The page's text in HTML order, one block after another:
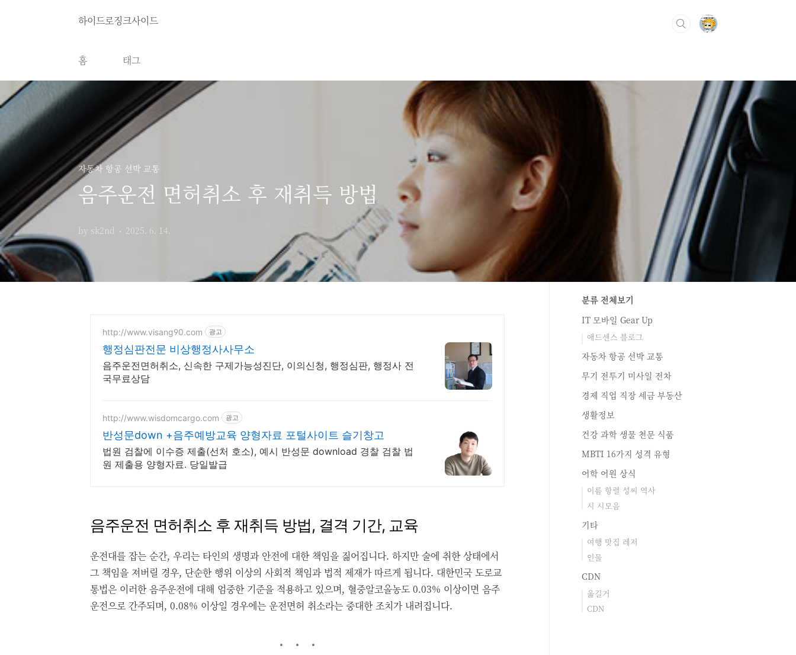
하이드로징크사이드
홈 태그
자동차 항공 선박 교통
음주운전 면허취소 후 재취득 방법
by sk2nd 2025. 6. 14.
http://www.visang90.com 광고
행정심판전문 비상행정사사무소
음주운전면허취소, 신속한 구제가능성진단, 이의신청, 행정심판, 행정사 전
국무료상담
http://www.wisdomcargo.com 광고
반성문down +음주예방교육 양형자료 포털사이트 슬기창고
법원 검찰에 이수증 제출(선처 호소), 예시 반성문 download 경찰 검찰 법
원 제출용 양형자료. 당일발급
음주운전 면허취소 후 재취득 방법, 결격 기간, 교육
운전대를 잡는 순간, 우리는 타인의 생명과 안전에 대한 책임을 짊어집니다. 하지만 술에 취한 상태에서
그 책임을 져버릴 경우, 단순한 행위 이상의 사회적 책임과 법적 제재가 따르게 됩니다. 대한민국 도로교
통법은 이러한 음주운전에 대해 엄중한 기준을 적용하고 있으며, 혈중알코올농도 0.03% 이상이면 음주
운전으로 간주되며, 0.08% 이상일 경우에는 운전면허 취소라는 중대한 조치가 내려집니다.
분류 전체보기
IT 모바일 Gear Up
애드센스 블로그
자동차 항공 선박 교통
무기 전투기 미사일 전차
경제 직업 직장 세금 부동산
생활정보
건강 과학 생물 천문 식품
MBTI 16가지 성격 유형
어학 어원 상식
이름 항렬 성씨 역사
시 시모음
기타
여행 맛집 레저
인물
CDN
옮길거
CDN